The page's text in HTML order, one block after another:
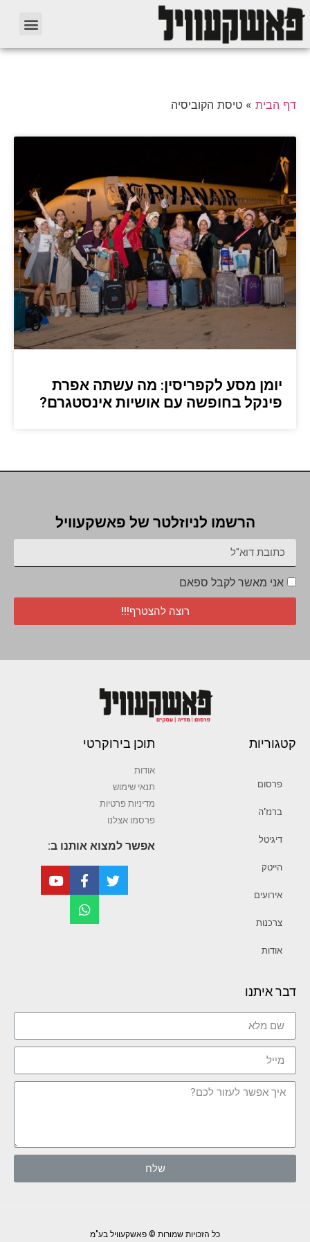
דף הבית » טיסת הקוביסיה
יומן מסע לקפריסין: מה עשתה אפרת
פינקל בחופשה עם אושיות אינסטגרם?
הרשמו לניוזלטר של פאשקעוויל
אני מאשר לקבל ספאם
רוצה להצטרף!!!
קטגוריות
פרסום
ברנז’ה
דיגיטל
הייטק
אירועים
צרכנות
אודות
תוכן בירוקרטי
אודות
תנאי שימוש
מדיניות פרטיות
פרסמו אצלנו
אפשר למצוא אותנו ב:
דבר איתנו
שלח
כל הזכויות שמורות © פאשקעוויל בע"מ